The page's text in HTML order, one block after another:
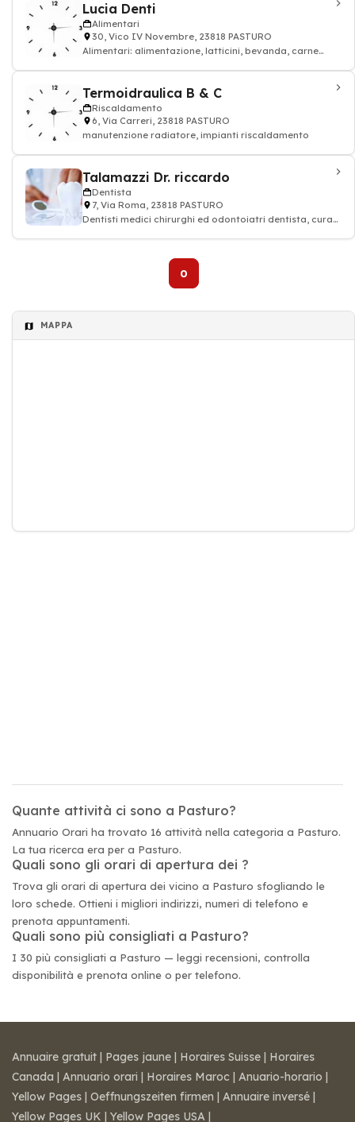
Lucia Denti
Alimentari
30, Vico IV Novembre, 23818 PASTURO
Alimentari: alimentazione, latticini, bevanda, carne
Termoidraulica B & C
Riscaldamento
6, Via Carreri, 23818 PASTURO
manutenzione radiatore, impianti riscaldamento
Talamazzi Dr. riccardo
Dentista
7, Via Roma, 23818 PASTURO
Dentisti medici chirurghi ed odontoiatri dentista, cura
0
MAPPA
Quante attività ci sono a Pasturo?
Annuario Orari ha trovato 16 attività nella categoria a Pasturo.
La tua ricerca era per a Pasturo.
Quali sono gli orari di apertura dei ?
Trova gli orari di apertura dei vicino a Pasturo sfogliando le
loro schede. Ottieni i migliori indirizzi, numeri di telefono e
prenota appuntamenti.
Quali sono più consigliati a Pasturo?
I 30 più consigliati a Pasturo — leggi recensioni, controlla
disponibilità e prenota online o per telefono.
Annuaire gratuit | Pages jaune | Horaires Suisse | Horaires
Canada | Annuario orari | Horaires Maroc | Anuario-horario |
Yellow Pages | Oeffnungszeiten firmen | Annuaire inversé |
Yellow Pages UK | Yellow Pages USA |